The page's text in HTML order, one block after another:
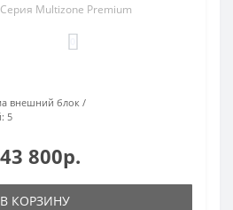
Multizone Premium
внешний блок
5
800р.
В КОРЗИНУ